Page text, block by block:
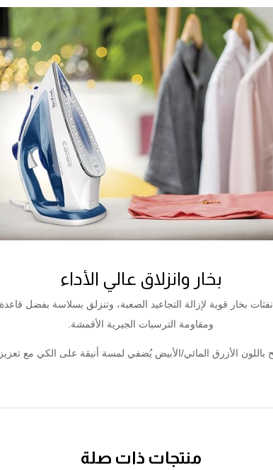
بخار وانزلاق عالي الأداء
المكواة البخارية القوية بقوة 2700 واط نفثات بخار قوية لإزالة التجاعيد الصعبة،
ومقاومة الترسبات الجيرية الأقمشة.
باللون الأزرق المائي/الأبيض يُضفي لمسة أنيقة على الكي مع تعزيز
منتجات ذات صلة